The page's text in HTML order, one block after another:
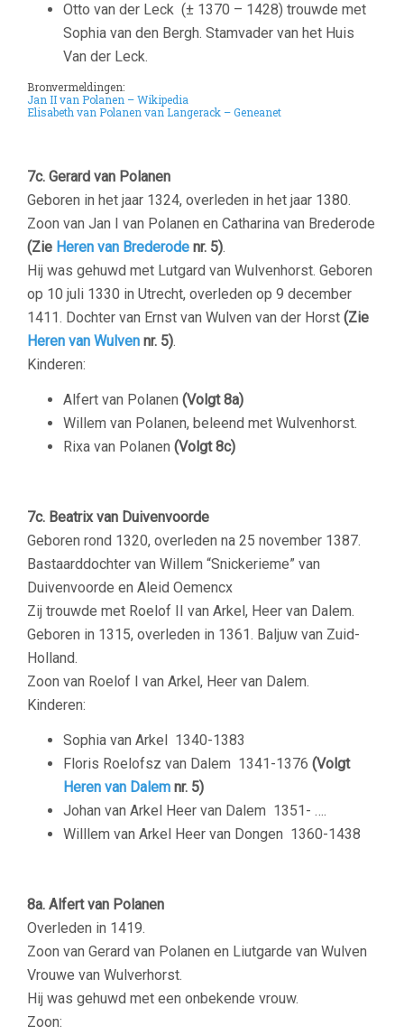
Otto van der Leck (± 1370 – 1428) trouwde met
Sophia van den Bergh. Stamvader van het Huis
Van der Leck.
Bronvermeldingen:
Jan II van Polanen – Wikipedia
Elisabeth van Polanen van Langerack – Geneanet
7c. Gerard van Polanen
Geboren in het jaar 1324, overleden in het jaar 1380.
Zoon van Jan I van Polanen en Catharina van Brederode
(Zie Heren van Brederode nr. 5).
Hij was gehuwd met Lutgard van Wulvenhorst. Geboren
op 10 juli 1330 in Utrecht, overleden op 9 december
1411. Dochter van Ernst van Wulven van der Horst (Zie
Heren van Wulven nr. 5).
Kinderen:
Alfert van Polanen (Volgt 8a)
Willem van Polanen, beleend met Wulvenhorst.
Rixa van Polanen (Volgt 8c)
7c. Beatrix van Duivenvoorde
Geboren rond 1320, overleden na 25 november 1387.
Bastaarddochter van Willem “Snickerieme” van
Duivenvoorde en Aleid Oemencx
Zij trouwde met Roelof II van Arkel, Heer van Dalem.
Geboren in 1315, overleden in 1361. Baljuw van Zuid-
Holland.
Zoon van Roelof I van Arkel, Heer van Dalem.
Kinderen:
Sophia van Arkel 1340-1383
Floris Roelofsz van Dalem 1341-1376 (Volgt
Heren van Dalem nr. 5)
Johan van Arkel Heer van Dalem 1351- ….
Willlem van Arkel Heer van Dongen 1360-1438
8a. Alfert van Polanen
Overleden in 1419.
Zoon van Gerard van Polanen en Liutgarde van Wulven
Vrouwe van Wulverhorst.
Hij was gehuwd met een onbekende vrouw.
Zoon: